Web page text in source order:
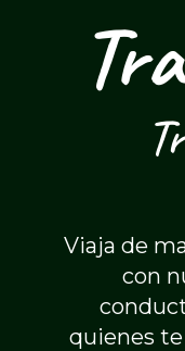
Viaja de
con
quienes